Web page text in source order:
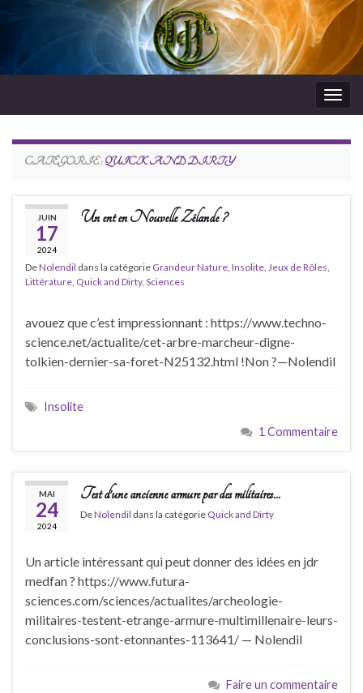
CATÉGORIE :QUICK AND DIRTY
JUIN
17
2024
Un ent en Nouvelle Zélande ?
DeNolendil dans la catégorie Grandeur Nature, Insolite, Jeux de Rôles,
Littérature, Quick and Dirty, Sciences
avouez que c’est impressionnant : https://www.techno-
science.net/actualite/cet-arbre-marcheur-digne-
tolkien-dernier-sa-foret-N25132.html !Non ?—Nolendil
Insolite
1 Commentaire
MAI
24
2024
Test d’une ancienne armure par des militaires…
DeNolendil dans la catégorie Quick and Dirty
Un article intéressant qui peut donner des idées en jdr
medfan ? https://www.futura-
sciences.com/sciences/actualites/archeologie-
militaires-testent-etrange-armure-multimillenaire-leurs-
conclusions-sont-etonnantes-113641/ — Nolendil
Faire un commentaire